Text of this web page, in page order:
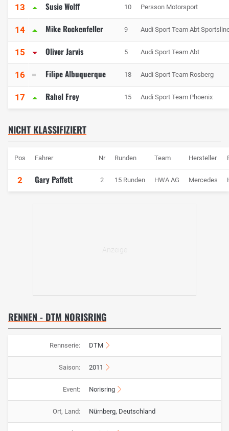
13 Susie Wolff 10 Persson Motorsport
14 Mike Rockenfeller 9 Audi Sport Team Abt
15 Oliver Jarvis 5 Audi Sport Team Abt
16 Filipe Albuquerque 18 Audi Sport Team Rosberg
17 Rahel Frey 15 Audi Sport Team Phoenix
NICHT KLASSIFIZIERT
Pos Fahrer Nr Runden Team Hersteller
2 Gary Paffett 2 15 Runden HWA AG Mercedes
RENNEN - DTM NORISRING
Rennserie: DTM
Saison: 2011
Event: Norisring
Ort, Land: Nürnberg, Deutschland